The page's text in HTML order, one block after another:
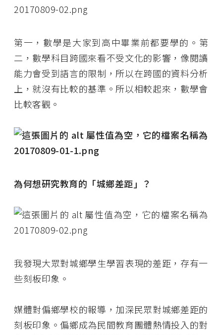
第一，數學是大家到高中畢業前都要學的。第
二，數學科目跨國來看不受文化的影響，像閱讀
能力會受到語言的限制，所以在跨國的資料分析
上，就沒有比較的基準。所以相較起來，數學會
比較客觀。
為何想研究教育的「城鄉差距」？
我發現大眾對城鄉學生學習表現的差距，存有一
些刻板印象。
媒體對偏鄉學校的報導，加深民眾對城鄉差距的
刻板印象。偏鄉成為民間教育團體熱情投入的對